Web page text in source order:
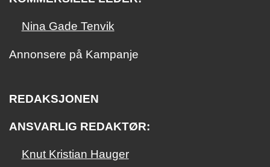
Nina Gade Tenvik
Annonsere på Kampanje
REDAKSJONEN
ANSVARLIG REDAKTØR:
Knut Kristian Hauger